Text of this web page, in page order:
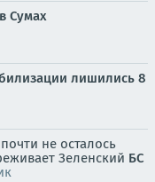
Сумах
лишились 8
не осталось
Зеленский БС